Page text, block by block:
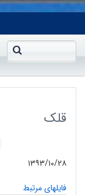
قلک
۱۳۹۳/۱۰/۲۸
فایلهای مرتبط